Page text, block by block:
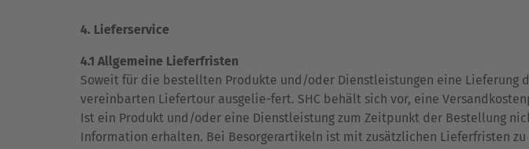
4. Lieferservice
4.1 Allgemeine Lieferfristen
Soweit für die bestellten Produkte und/oder Dienstleistungen eine Lieferung
vereinbarten Liefertour ausgelie-fert. SHC behält sich vor, eine
Ist ein Produkt und/oder eine Dienstleistung zum Zeitpunkt der Bestellung
Information erhalten. Bei Besorgerartikeln ist mit zusätzlichen Lieferfristen